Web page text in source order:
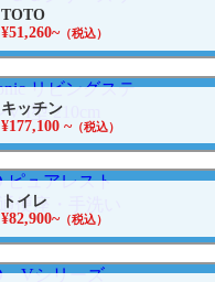
TOTO
¥51,260~（税込）
キッチン
¥177,100 ~（税込）
トイレ
¥82,900~（税込）